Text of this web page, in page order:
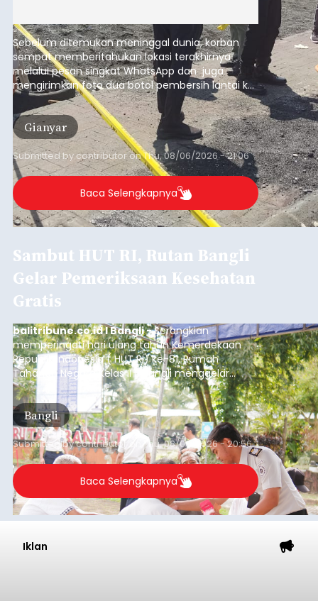
Sebelum ditemukan meninggal dunia, korban
sempat memberitahukan lokasi terakhirnya
melalui pesan singkat WhatsApp dan juga
mengirimkan foto dua botol pembersih lantai ke
istrinya.
Gianyar
Submitted by contributoronThu, 08/06/2026 - 21:06
Baca Selengkapnya
Sambut HUT RI, Rutan Bangli
Gelar Pemeriksaan Kesehatan
Gratis
balitribune.co.id I Bangli -Serangkian
memperingati hari ulang tahun Kemerdekaan
Republik Indonesia ( HUT RI) ke-81, Rumah
Tahanan Negara Kelas II B Bangli menggelar
kegiatan pemeriksaan kesehatan gratis, Rabu
(6/8/2026).
Bangli
Submitted bycontributor Thu, 08/06/2026 - 20:56
Baca Selengkapnya
Iklan